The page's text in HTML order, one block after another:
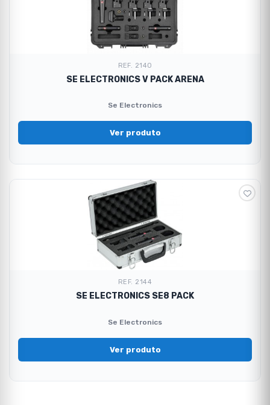
REF. 2140
SE ELECTRONICS V PACK ARENA
Se Electronics
Ver produto
REF. 2144
SE ELECTRONICS SE8 PACK
Se Electronics
Ver produto